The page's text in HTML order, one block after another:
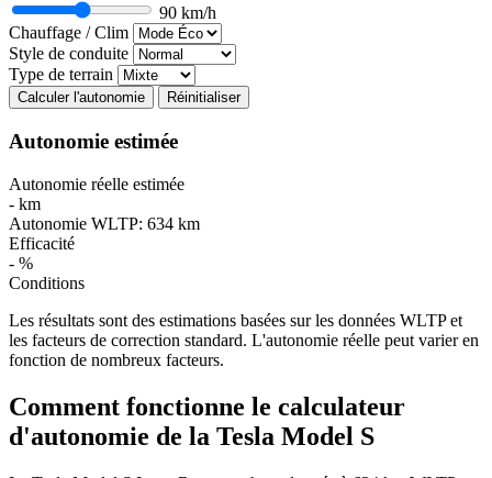
90 km/h
Chauffage / Clim
Style de conduite
Type de terrain
Calculer l'autonomie Réinitialiser
Autonomie estimée
Autonomie réelle estimée
- km
Autonomie WLTP: 634 km
Efficacité
- %
Conditions
Les résultats sont des estimations basées sur les données WLTP et
les facteurs de correction standard. L'autonomie réelle peut varier en
fonction de nombreux facteurs.
Comment fonctionne le calculateur
d'autonomie de la Tesla Model S